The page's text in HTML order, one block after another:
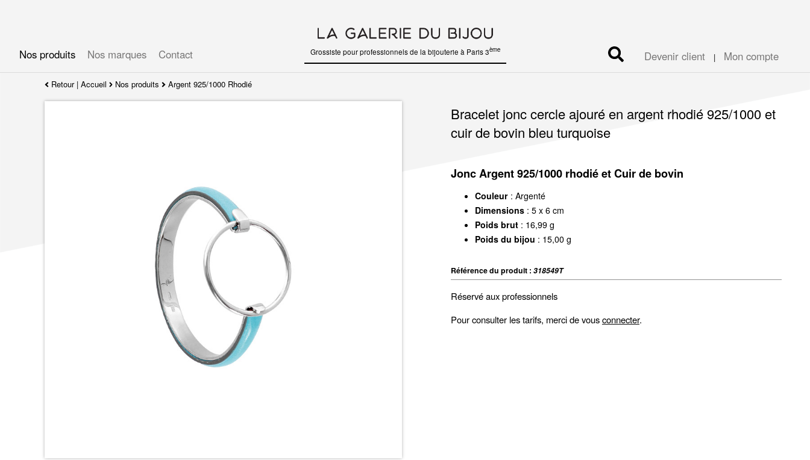
Nos produits Nos marques Contact Devenir client | Mon compte
Grossiste pour professionnels de la bijouterie à Paris 3ème
Retour| Accueil Nos produits Argent 925/1000 Rhodié
Bracelet jonc cercle ajouré en argent rhodié 925/1000 et
cuir de bovin bleu turquoise
Jonc Argent 925/1000 rhodié et Cuir de bovin
Couleur: Argenté
Dimensions: 5 x 6 cm
Poids brut: 16,99 g
Poids du bijou : 15,00 g
Référence du produit : 318549T
Réservé aux professionnels
Pour consulter les tarifs, merci de vousconnecter.